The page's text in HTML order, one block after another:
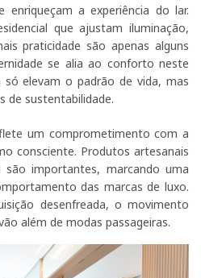
enriqueçam a experiência do lar.
que ajustam iluminação,
praticidade são apenas alguns
se alia ao conforto neste
só elevam o padrão de vida, mas
de sustentabilidade.
um comprometimento com a
consciente. Produtos artesanais
importantes, marcando uma
das marcas de luxo.
desenfreada, o movimento
além de modas passageiras.